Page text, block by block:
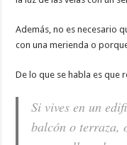
Además, no es necesario
con una merienda o
De lo que se habla es que
Si vives en un
balcón o terraza,